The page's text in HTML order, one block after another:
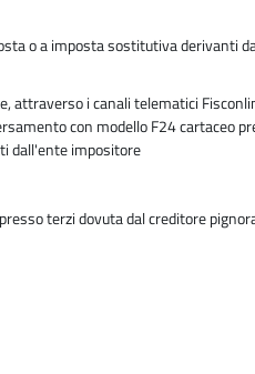
o a imposta sostitutiva derivanti
attraverso i canali telematici
con modello F24 cartaceo
dall'ente impositore
terzi dovuta dal creditore